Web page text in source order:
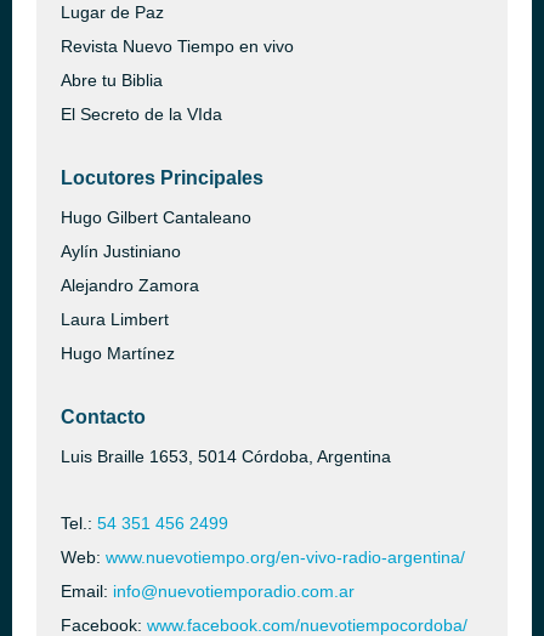
Lugar de Paz
Revista Nuevo Tiempo en vivo
Abre tu Biblia
El Secreto de la VIda
Locutores Principales
Hugo Gilbert Cantaleano
Aylín Justiniano
Alejandro Zamora
Laura Limbert
Hugo Martínez
Contacto
Luis Braille 1653, 5014 Córdoba, Argentina
Tel.: 54 351 456 2499
Web: www.nuevotiempo.org/en-vivo-radio-argentina/
Email: info@nuevotiemporadio.com.ar
Facebook: www.facebook.com/nuevotiempocordoba/